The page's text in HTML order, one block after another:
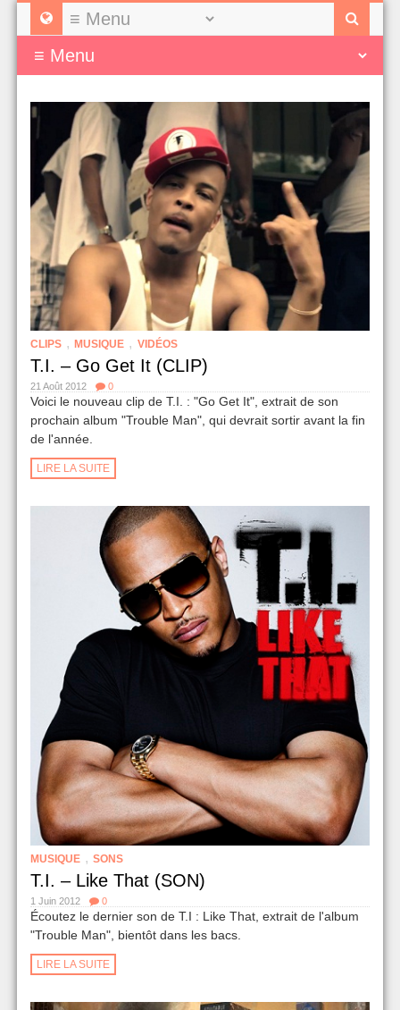
CLIPS , MUSIQUE , VIDÉOS
T.I. – Go Get It (CLIP)
21 Août 2012 0
Voici le nouveau clip de T.I. : "Go Get It", extrait de son
prochain album "Trouble Man", qui devrait sortir avant la fin
de l'année.
LIRE LA SUITE
MUSIQUE , SONS
T.I. – Like That (SON)
1 Juin 2012 0
Écoutez le dernier son de T.I : Like That, extrait de l'album
"Trouble Man", bientôt dans les bacs.
LIRE LA SUITE